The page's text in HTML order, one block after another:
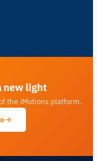
new light
the iMotions platform.